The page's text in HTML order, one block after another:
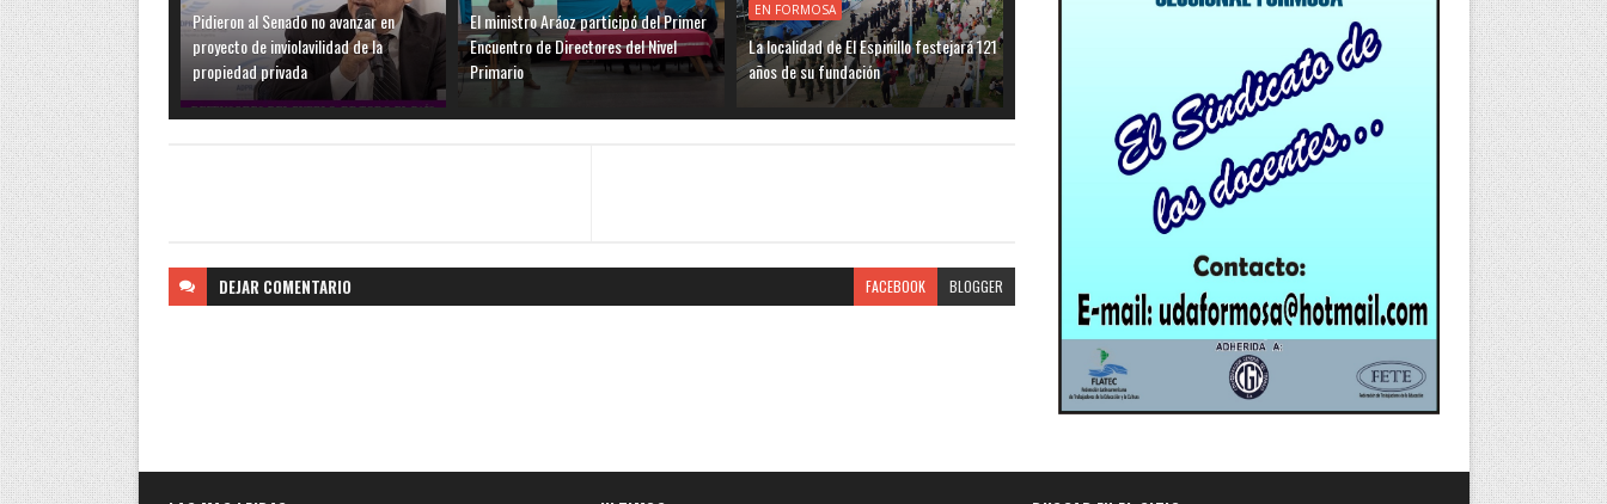
Pidieron al Senado no avanzar en
proyecto de inviolavilidad de la
propiedad privada
El ministro Aráoz participó del Primer
Encuentro de Directores del Nivel
Primario
EN FORMOSA
La localidad de El Espinillo festejará 121
años de su fundación
DEJAR COMENTARIO FACEBOOK BLOGGER